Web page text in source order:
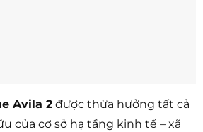
Avila 2 được thừa hưởng tất cả
của cơ sở hạ tầng kinh tế – xã